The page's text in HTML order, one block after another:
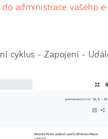
administrace vašeho
cyklus - Zapojení -